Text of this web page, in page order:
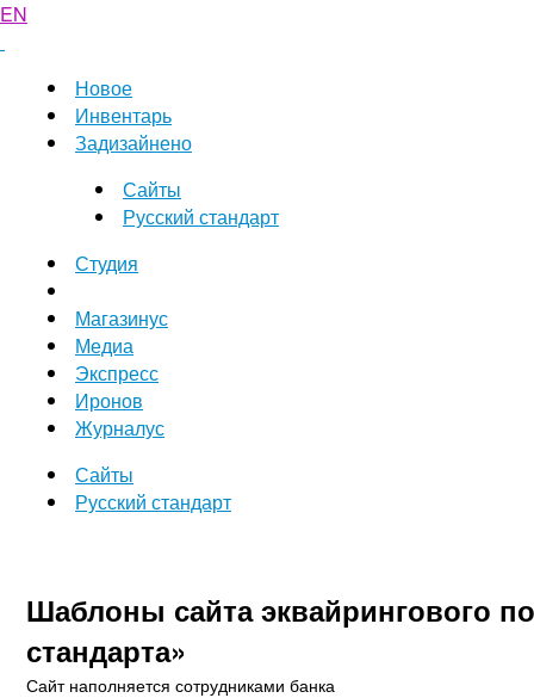
EN
Новое
Инвентарь
Задизайнено
Сайты
Русский стандарт
Студия
Магазинус
Медиа
Экспресс
Иронов
Журналус
Сайты
Русский стандарт
Шаблоны сайта эквайрингового
стандарта»
Сайт наполняется сотрудниками банка